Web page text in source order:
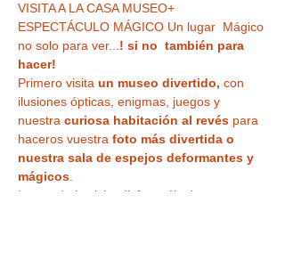
VISITA A LA CASA MUSEO+
ESPECTÁCULO MÁGICO Un lugar  Mágico
no solo para ver... ! si no  también para
hacer!
Primero visita un museo divertido, con
ilusiones ópticas, enigmas, juegos y
nuestra curiosa habitación al revés para
haceros vuestra foto más divertida o
nuestra sala de espejos deformantes y
mágicos
Luego de la visita disfrutaréis de un